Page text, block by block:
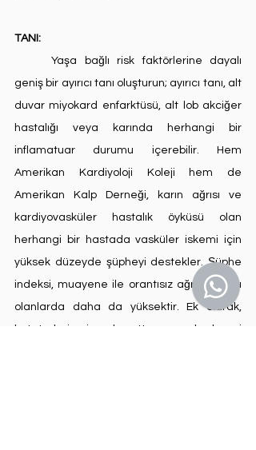
TANI:
	Yaşa bağlı risk faktörlerine dayalı
geniş bir ayırıcı tanı oluşturun; ayırıcı tanı, alt
duvar miyokard enfarktüsü, alt lob akciğer
hastalığı veya karında herhangi bir
inflamatuar durumu içerebilir. Hem
Amerikan Kardiyoloji Koleji hem de
Amerikan Kalp Derneği, karın ağrısı ve
kardiyovasküler hastalık öyküsü olan
herhangi bir hastada vasküler iskemi için
yüksek düzeyde şüpheyi destekler. Şüphe
indeksi, muayene ile orantısız ağrı bulgusu
olanlarda daha da yüksektir. Ek olarak,
kateterlerin viseral aorttan veya herhangi